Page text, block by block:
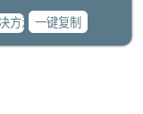
一键复制